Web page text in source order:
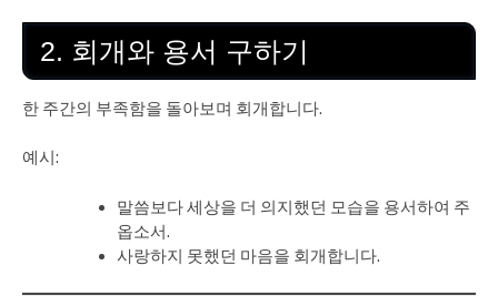
2. 회개와 용서 구하기
한 주간의 부족함을 돌아보며 회개합니다.
예시:
말씀보다 세상을 더 의지했던 모습을 용서하여 주
옵소서.
사랑하지 못했던 마음을 회개합니다.